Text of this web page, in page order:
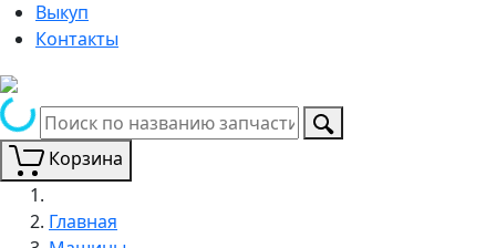
Выкуп
Контакты
Корзина
Главная